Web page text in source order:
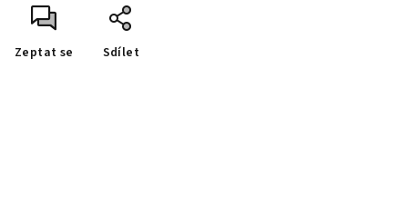
Zeptat se Sdílet